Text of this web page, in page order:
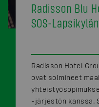
Radisson Blu
SOS-
Radisson Hotel
ovat solmineet
-järjestön kanssa.